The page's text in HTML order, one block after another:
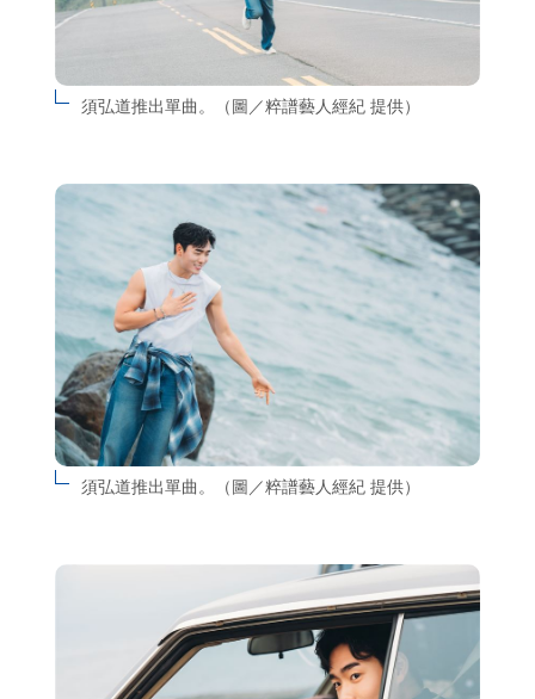
須弘道推出單曲。（圖／粹譜藝人經紀 提供）
須弘道推出單曲。（圖／粹譜藝人經紀 提供）